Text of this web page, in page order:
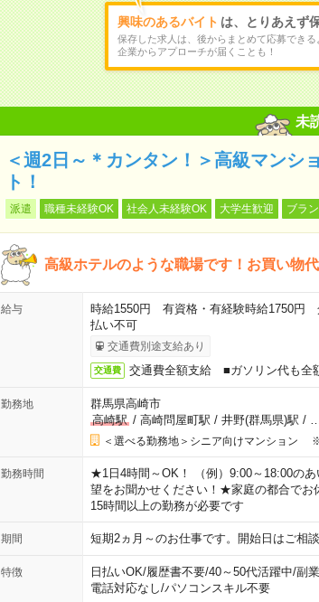
興味のあるバイト は、とりあえず
保存した求人は、後からまとめて応募できる
企業からアプローチが届くことも！
未
＜週2日～＊カンタン！＞高級マンシ
ト！
派遣 職種未経験OK 社会人未経験OK 大学生歓迎 ブラ
高級ホテルのような職場です！お買い物
給与
時給1550円 有資格・有経験時給1750円
払い不可
交通費別途支給あり
交通費 交通費全額支給 ■ガソリン代も全
勤務地
群馬県高崎市
高崎駅/ 高崎問屋町駅 / 井野(群馬県)駅 /
＜選べる勤務地＞シニア向けマンション
勤務時間
★1日4時間～OK！ （例）9:00～18:00の
望をお聞かせください！★家庭の都合で
15時間以上の勤務が必要です
期間 短期2ヵ月～のお仕事です。開始日はご
特徴 日払いOK/履歴書不要/40～50代活躍中/副
電話対応なし/パソコンスキル不要